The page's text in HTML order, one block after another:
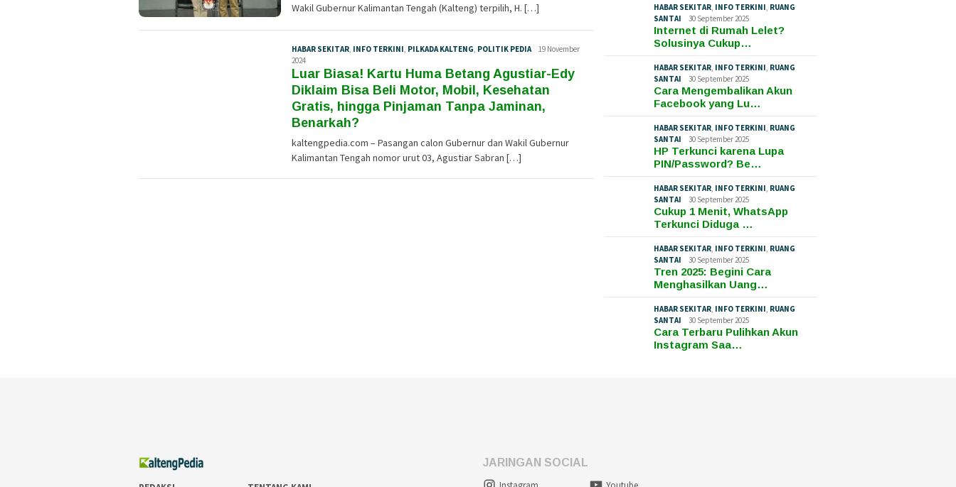
Wakil Gubernur Kalimantan Tengah (Kalteng) terpilih, H. […]
HABAR SEKITAR, INFO TERKINI, PILKADA KALTENG, POLITIK PEDIATim19 November
2024
Luar Biasa! Kartu Huma Betang Agustiar-Edy
Diklaim Bisa Beli Motor, Mobil, Kesehatan
Gratis, hingga Pinjaman Tanpa Jaminan,
Benarkah?
kaltengpedia.com – Pasangan calon Gubernur dan Wakil Gubernur
Kalimantan Tengah nomor urut 03, Agustiar Sabran […]
HABAR SEKITAR INFO TERKINI RUANG
SANTAI
30 September 2025
Internet di Rumah Lelet?
Solusinya Cukup…
HABAR SEKITAR INFO TERKINI RUANG
SANTAI
30 September 2025
Cara Mengembalikan Akun
Facebook yang Lu…
HABAR SEKITAR INFO TERKINI RUANG
SANTAI
30 September 2025
HP Terkunci karena Lupa
PIN/Password? Be…
HABAR SEKITAR INFO TERKINI RUANG
SANTAI
30 September 2025
Cukup 1 Menit, WhatsApp
Terkunci Diduga …
HABAR SEKITAR INFO TERKINI RUANG
SANTAI
30 September 2025
Tren 2025: Begini Cara
Menghasilkan Uang…
HABAR SEKITAR INFO TERKINI RUANG
SANTAI
30 September 2025
Cara Terbaru Pulihkan Akun
Instagram Saa…
JARINGAN SOCIAL